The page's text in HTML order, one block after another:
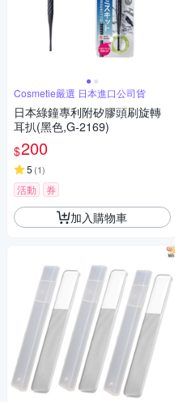
Cosmetie嚴選 日本進口公司貨
日本綠鐘專利附矽膠頭刷旋轉
耳扒(黑色,G-2169)
$200
5 (1)
活動 券
加入購物車